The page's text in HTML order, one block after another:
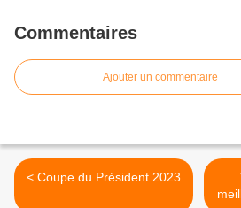
Commentaires
Ajouter un commentaire
< Coupe du Président 2023